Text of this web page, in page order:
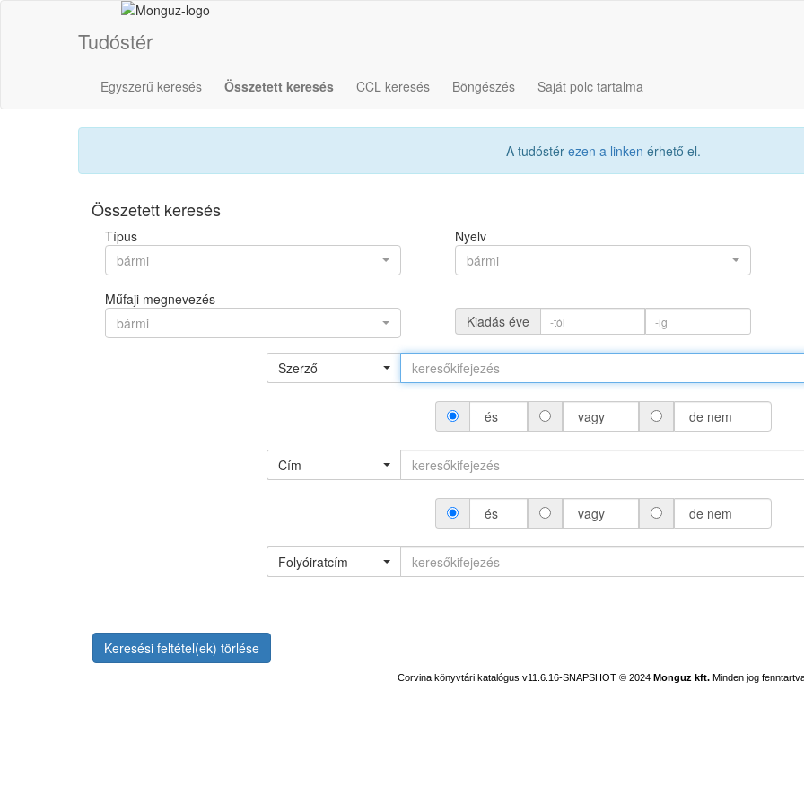
Tudóstér
Egyszerű keresés Összetett keresés CCL keresés Böngészés Saját polc tartalma
A tudóstér ezen a linken érhető el.
Összetett keresés
Típus
bármi
Nyelv
bármi
Műfaji megnevezés
bármi
Kiadás éve
Szerző
és vagy de nem
Cím
és vagy de nem
Folyóiratcím
Keresési feltétel(ek) törlése
Corvina könyvtári katalógus v11.6.16-SNAPSHOT © 2024 Monguz kft. Minden jog